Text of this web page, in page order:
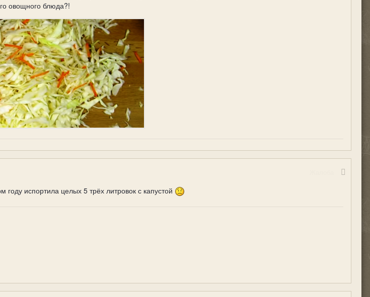
овощного блюда?!
испортила целых 5 трёх литровок с капустой